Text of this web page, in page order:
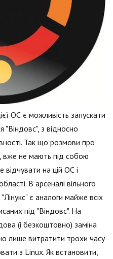
ОС є можливість запускати
"Віндовс", з відносно
Так що розмови про
вже не мають під собою
відчувати на цій ОС і
В арсеналі вільного
є аналоги майже всіх
під "Віндовс". На
(і безкоштовно) заміна
лише витратити трохи часу
з Linux. Як встановити,